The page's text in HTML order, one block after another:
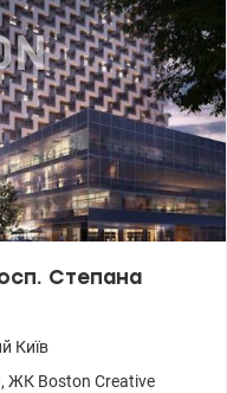
Степана
Київ
, ЖК Boston Creative